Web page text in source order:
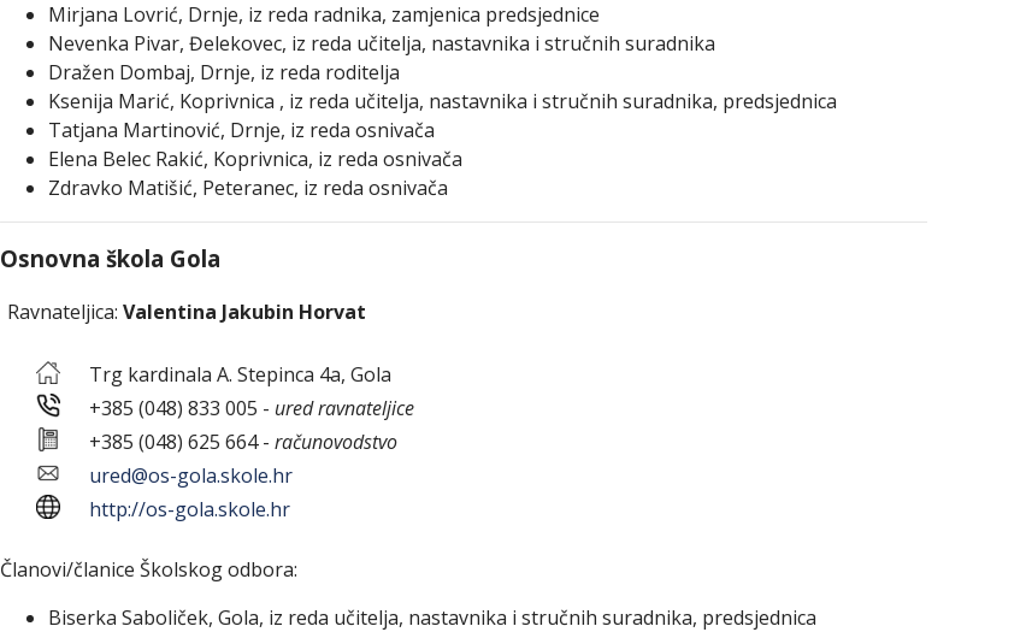
Mirjana Lovrić, Drnje, iz reda radnika, zamjenica predsjednice
Nevenka Pivar, Đelekovec, iz reda učitelja, nastavnika i stručnih suradnika
Dražen Dombaj, Drnje, iz reda roditelja
Ksenija Marić, Koprivnica , iz reda učitelja, nastavnika i stručnih suradnika, predsjednica
Tatjana Martinović, Drnje, iz reda osnivača
Elena Belec Rakić, Koprivnica, iz reda osnivača
Zdravko Matišić, Peteranec, iz reda osnivača
Osnovna škola Gola
Ravnateljica: Valentina Jakubin Horvat
Trg kardinala A. Stepinca 4a, Gola
+385 (048) 833 005 - ured ravnateljice
+385 (048) 625 664 - računovodstvo
ured@os-gola.skole.hr
http://os-gola.skole.hr
Članovi/članice Školskog odbora:
Biserka Saboliček, Gola, iz reda učitelja, nastavnika i stručnih suradnika, predsjednica